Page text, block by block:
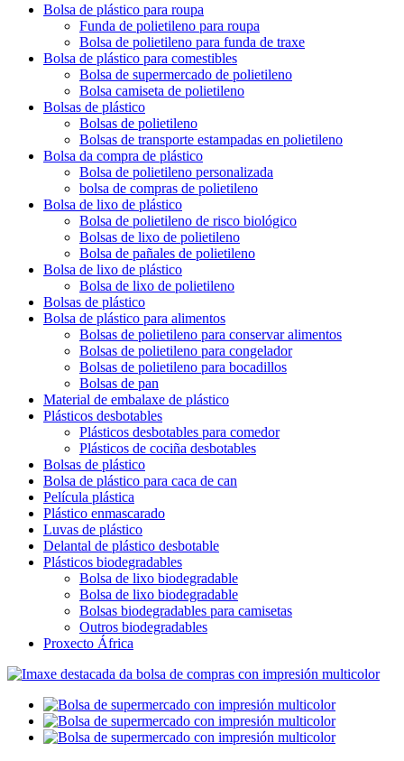
Bolsa de plástico para roupa
Funda de polietileno para roupa
Bolsa de polietileno para funda de traxe
Bolsa de plástico para comestibles
Bolsa de supermercado de polietileno
Bolsa camiseta de polietileno
Bolsas de plástico
Bolsas de polietileno
Bolsas de transporte estampadas en polietileno
Bolsa da compra de plástico
Bolsa de polietileno personalizada
bolsa de compras de polietileno
Bolsa de lixo de plástico
Bolsa de polietileno de risco biológico
Bolsas de lixo de polietileno
Bolsa de pañales de polietileno
Bolsa de lixo de plástico
Bolsa de lixo de polietileno
Bolsas de plástico
Bolsa de plástico para alimentos
Bolsas de polietileno para conservar alimentos
Bolsas de polietileno para congelador
Bolsas de polietileno para bocadillos
Bolsas de pan
Material de embalaxe de plástico
Plásticos desbotables
Plásticos desbotables para comedor
Plásticos de cociña desbotables
Bolsas de plástico
Bolsa de plástico para caca de can
Película plástica
Plástico enmascarado
Luvas de plástico
Delantal de plástico desbotable
Plásticos biodegradables
Bolsa de lixo biodegradable
Bolsa de lixo biodegradable
Bolsas biodegradables para camisetas
Outros biodegradables
Proxecto África